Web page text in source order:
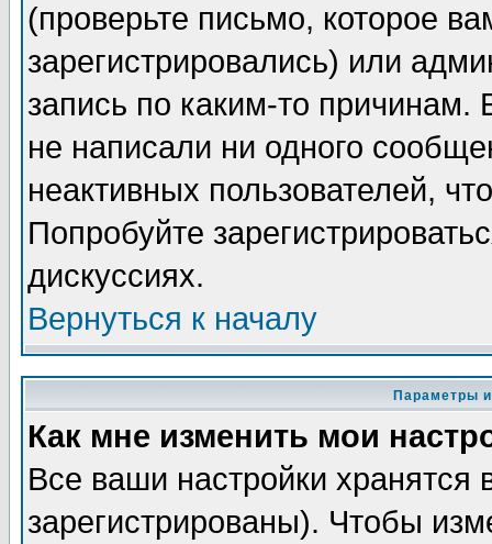
(проверьте письмо, которое
зарегистрировались) или
запись по каким-то
не написали ни одного
неактивных пользователей,
Попробуйте
дискуссиях.
Вернуться к началу
Параметры
Как мне изменить мои
Все ваши настройки
зарегистрированы). Чтобы